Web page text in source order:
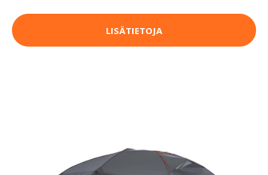
LISÄTIETOJA